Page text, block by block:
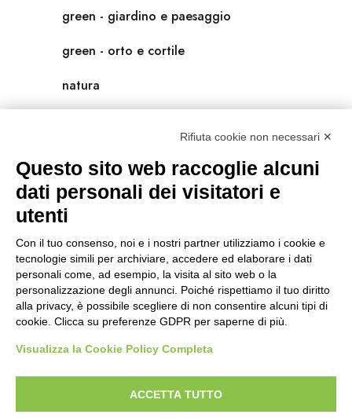
green - giardino e paesaggio
green - orto e cortile
natura
scienza
universolocale
viedellaseta
Rifiuta cookie non necessari ✕
Questo sito web raccoglie alcuni
dati personali dei visitatori e
utenti
Con il tuo consenso, noi e i nostri partner utilizziamo i cookie e
tecnologie simili per archiviare, accedere ed elaborare i dati
personali come, ad esempio, la visita al sito web o la
personalizzazione degli annunci. Poiché rispettiamo il tuo diritto
alla privacy, è possibile scegliere di non consentire alcuni tipi di
cookie. Clicca su preferenze GDPR per saperne di più.
Visualizza la Cookie Policy Completa
ACCETTA TUTTO